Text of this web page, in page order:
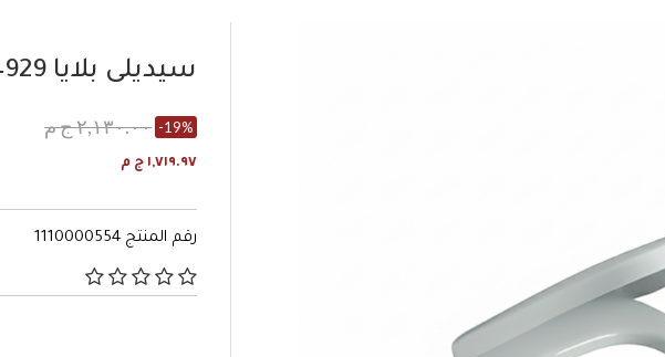
سيديلى بلايا J4929
٢,١٣٠.٠٠ ج م -19%
١,٧١٩.٩٧ ج م
رقم المنتج 1110000554